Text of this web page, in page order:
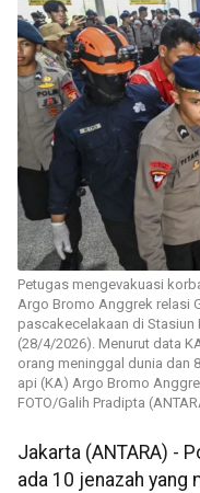
Petugas mengevakuasi
Argo Bromo Anggrek relasi
pascakecelakaan di Stasiun
(28/4/2026). Menurut data
orang meninggal dunia dan
api (KA) Argo Bromo
FOTO/Galih Pradipta
Jakarta (ANTARA) -
ada 10 jenazah